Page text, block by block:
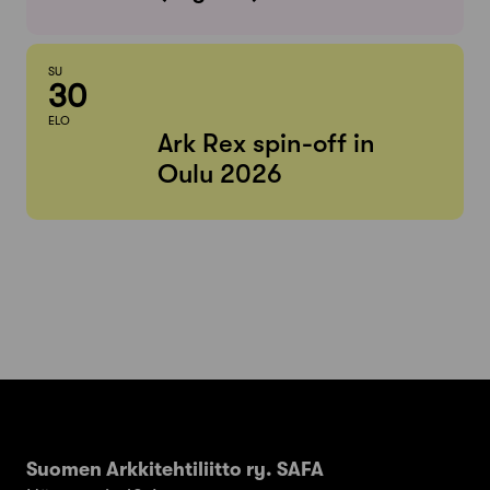
SU
30
ELO
Ark Rex spin-off in
Oulu 2026
Suomen Arkkitehtiliitto ry. SAFA